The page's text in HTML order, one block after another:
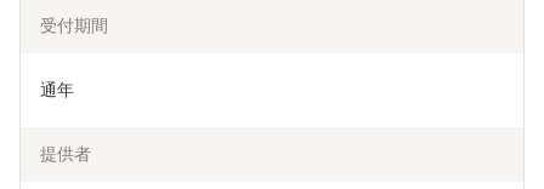
受付期間
通年
提供者